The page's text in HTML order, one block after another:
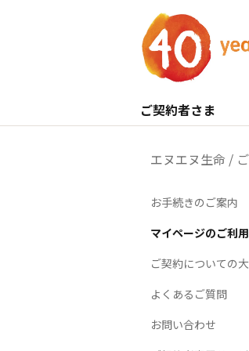
ご契約者さま
エヌエヌ生命 /
お手続きのご案内
マイページのご利
ご契約についての
よくあるご質問
お問い合わせ